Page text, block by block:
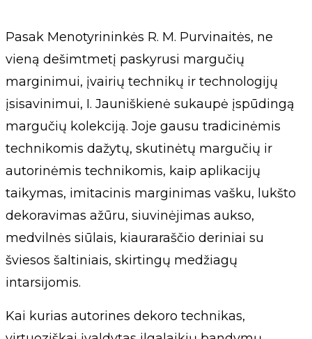
Pasak Menotyrininkės R. M. Purvinaitės, ne
vieną dešimtmetį paskyrusi margučių
marginimui, įvairių technikų ir technologijų
įsisavinimui, I. Jauniškienė sukaupė įspūdingą
margučių kolekciją. Joje gausu tradicinėmis
technikomis dažytų, skutinėtų margučių ir
autorinėmis technikomis, kaip aplikacijų
taikymas, imitacinis marginimas vašku, lukšto
dekoravimas ažūru, siuvinėjimas aukso,
medvilnės siūlais, kiauraraščio deriniai su
šviesos šaltiniais, skirtingų medžiagų
intarsijomis.
Kai kurias autorines dekoro technikas,